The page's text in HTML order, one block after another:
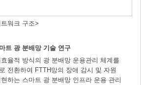
워크 구조>
트 광 분배망 기술 연구
율적 방식의 광 분배망 운용관리 체계를
전환하여 FTTH망의 장애 감시 및 자원
하는 스마트 광 분배망 인프라 운용 관리